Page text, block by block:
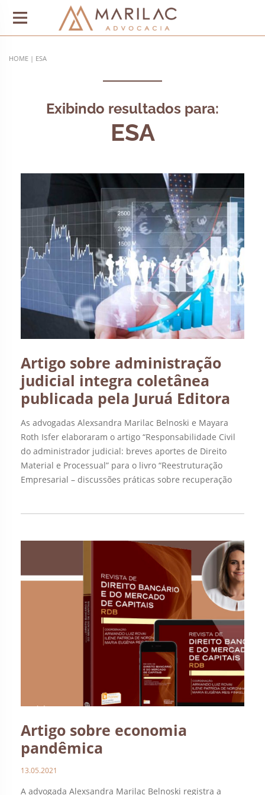
HOME | ESA
Exibindo resultados para:
ESA
Artigo sobre administração
judicial integra coletânea
publicada pela Juruá Editora
As advogadas Alexsandra Marilac Belnoski e Mayara
Roth Isfer elaboraram o artigo “Responsabilidade Civil
do administrador judicial: breves aportes de Direito
Material e Processual” para o livro “Reestruturação
Empresarial – discussões práticas sobre recuperação
Artigo sobre economia
pandêmica
13.05.2021
A advogada Alexsandra Marilac Belnoski registra a